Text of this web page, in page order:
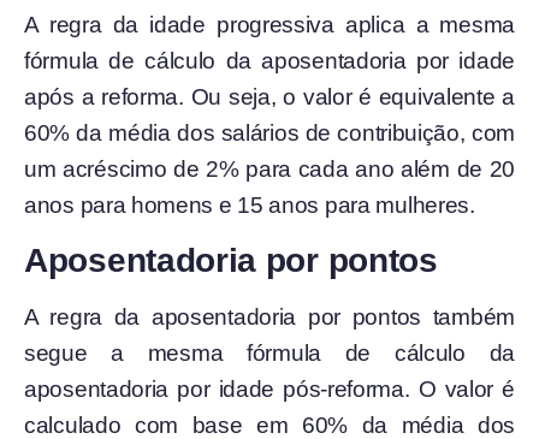
A regra da idade progressiva aplica a mesma
fórmula de cálculo da aposentadoria por idade
após a reforma. Ou seja, o valor é equivalente a
60% da média dos salários de contribuição, com
um acréscimo de 2% para cada ano além de 20
anos para homens e 15 anos para mulheres.
Aposentadoria por pontos
A regra da aposentadoria por pontos também
segue a mesma fórmula de cálculo da
aposentadoria por idade pós-reforma. O valor é
calculado com base em 60% da média dos